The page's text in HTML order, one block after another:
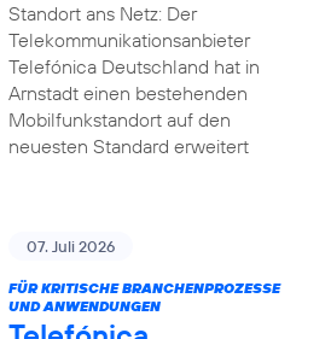
Standort ans Netz: Der
Telekommunikationsanbieter
Telefónica Deutschland hat in
Arnstadt einen bestehenden
Mobilfunkstandort auf den
neuesten Standard erweitert
07. Juli 2026
FÜR KRITISCHE BRANCHENPROZESSE
UND ANWENDUNGEN